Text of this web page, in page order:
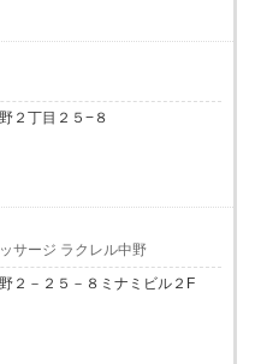
２丁目２５−８
サージ ラクレル中野
２－２５－８ミナミビル２F